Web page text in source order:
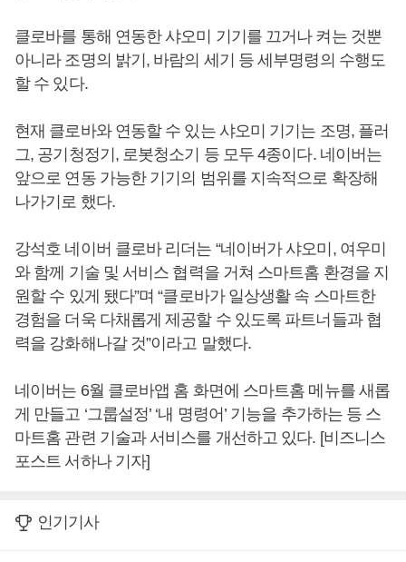
클로바를 통해 연동한 샤오미 기기를 끄거나 켜는 것뿐
아니라 조명의 밝기, 바람의 세기 등 세부명령의 수행도
할 수 있다.
현재 클로바와 연동할 수 있는 샤오미 기기는 조명, 플러
그, 공기청정기, 로봇청소기 등 모두 4종이다. 네이버는
앞으로 연동 가능한 기기의 범위를 지속적으로 확장해
나가기로 했다.
강석호 네이버 클로바 리더는 “네이버가 샤오미, 여우미
와 함께 기술 및 서비스 협력을 거쳐 스마트홈 환경을 지
원할 수 있게 됐다”며 “클로바가 일상생활 속 스마트한
경험을 더욱 다채롭게 제공할 수 있도록 파트너들과 협
력을 강화해나갈 것”이라고 말했다.
네이버는 6월 클로바앱 홈 화면에 스마트홈 메뉴를 새롭
게 만들고 ‘그룹설정’ ‘내 명령어’ 기능을 추가하는 등 스
마트홈 관련 기술과 서비스를 개선하고 있다. [비즈니스
포스트 서하나 기자]
인기기사